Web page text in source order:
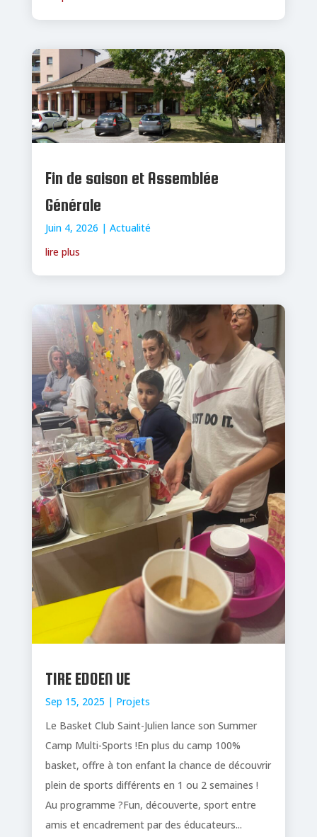
Fin de saison et Assemblée
Générale
Juin 4, 2026 | Actualité
lire plus
TIRE EDOEN UE
Sep 15, 2025 | Projets
Le Basket Club Saint-Julien lance son Summer
Camp Multi-Sports !En plus du camp 100%
basket, offre à ton enfant la chance de découvrir
plein de sports différents en 1 ou 2 semaines !
Au programme ?Fun, découverte, sport entre
amis et encadrement par des éducateurs...